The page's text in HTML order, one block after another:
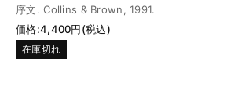
序文. Collins & Brown, 1991.
価格:4,400円(税込)
在庫切れ